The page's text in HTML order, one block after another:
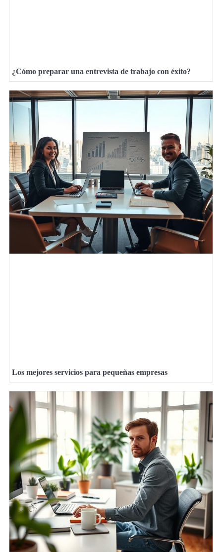
¿Cómo preparar una entrevista de trabajo con éxito?
Los mejores servicios para pequeñas empresas